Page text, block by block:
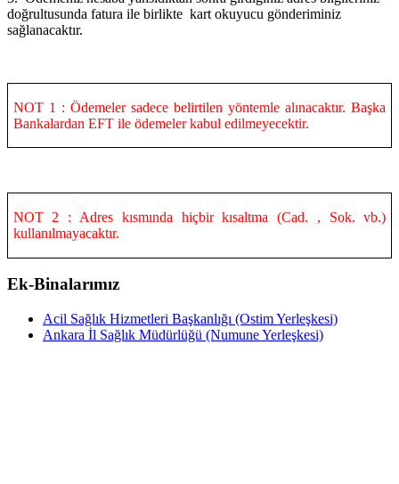
doğrultusunda fatura ile birlikte kart okuyucu gönderiminiz
sağlanacaktır.
NOT 1 : Ödemeler sadece belirtilen yöntemle alınacaktır. Başka
Bankalardan EFT ile ödemeler kabul edilmeyecektir.
NOT 2 : Adres kısmında hiçbir kısaltma (Cad. , Sok. vb.)
kullanılmayacaktır.
Ek-Binalarımız
Acil Sağlık Hizmetleri Başkanlığı (Ostim Yerleşkesi)
Ankara İl Sağlık Müdürlüğü (Numune Yerleşkesi)